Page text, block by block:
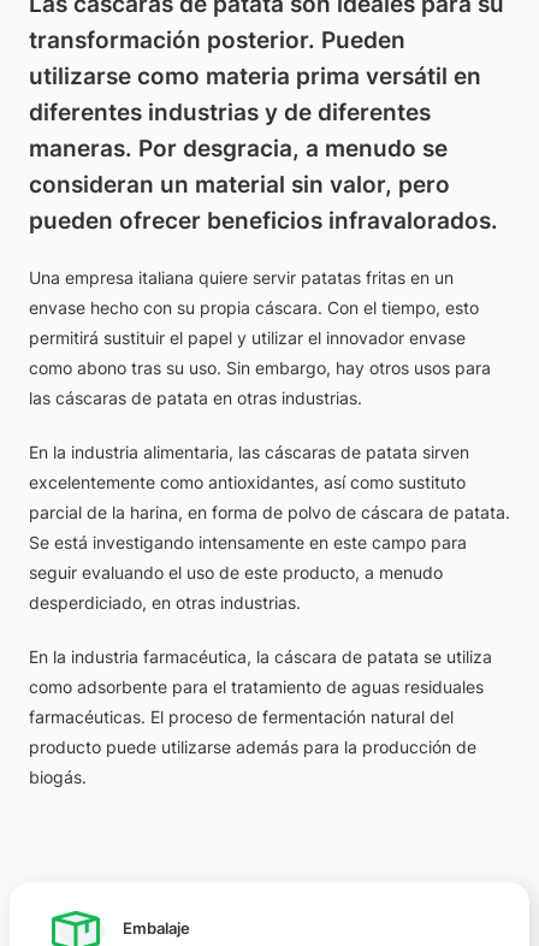
transformación posterior. Pueden
utilizarse como materia prima versátil en
diferentes industrias y de diferentes
maneras. Por desgracia, a menudo se
consideran un material sin valor, pero
pueden ofrecer beneficios infravalorados.
Una empresa italiana quiere servir patatas fritas en un
envase hecho con su propia cáscara. Con el tiempo, esto
permitirá sustituir el papel y utilizar el innovador envase
como abono tras su uso. Sin embargo, hay otros usos para
las cáscaras de patata en otras industrias.
En la industria alimentaria, las cáscaras de patata sirven
excelentemente como antioxidantes, así como sustituto
parcial de la harina, en forma de polvo de cáscara de patata.
Se está investigando intensamente en este campo para
seguir evaluando el uso de este producto, a menudo
desperdiciado, en otras industrias.
En la industria farmacéutica, la cáscara de patata se utiliza
como adsorbente para el tratamiento de aguas residuales
farmacéuticas. El proceso de fermentación natural del
producto puede utilizarse además para la producción de
biogás.
Embalaje